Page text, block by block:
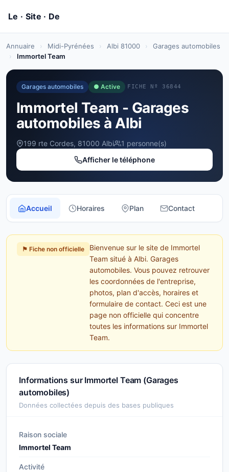
Annuaire › Midi-Pyrénées › Albi 81000 ›
Garages automobiles
›
Immortel Team
Garages automobiles ● Active FICHE Nº 36844
Immortel Team - Garages
automobiles à Albi
199 rte Cordes, 81000 Albi
1 personne(s)
Afficher le téléphone
Accueil Horaires Plan Contact
⚑ Fiche non officielle
Bienvenue sur le site de Immortel
Team situé à Albi. Garages
automobiles. Vous pouvez retrouver
les coordonnées de l'entreprise,
photos, plan d'accès, horaires et
formulaire de contact. Ceci est une
page non officielle qui concentre
toutes les informations sur Immortel
Team.
Informations sur Immortel Team (Garages
automobiles)
Données collectées depuis des bases publiques
Raison sociale
Immortel Team
Activité